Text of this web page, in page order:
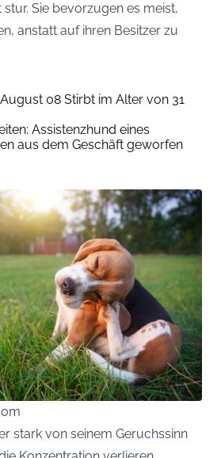
Sie bevorzugen es meist,
anstatt auf ihren Besitzer zu
08 Stirbt im Alter von 31
Assistenzhund eines
aus dem Geschäft geworfen
stark von seinem Geruchssinn